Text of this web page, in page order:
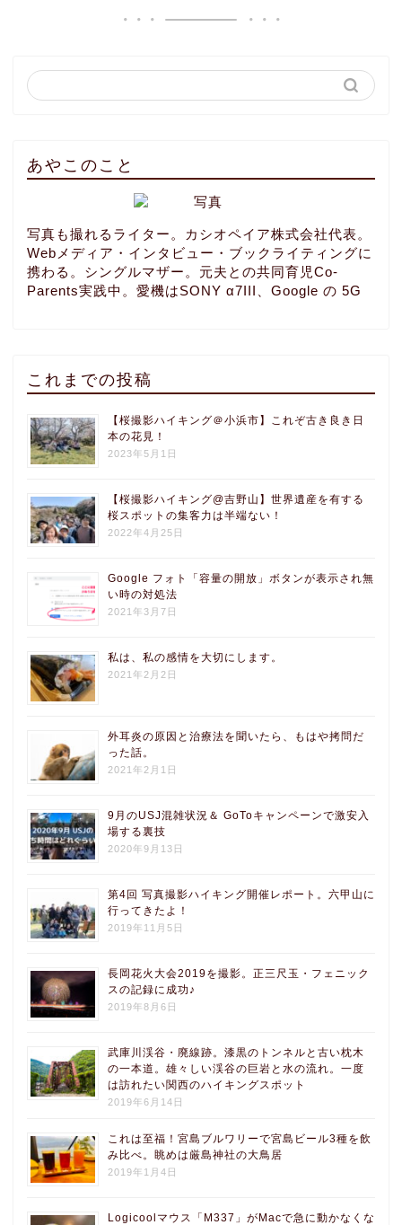
あやこのこと
写真も撮れるライター。カシオペイア株式会社代表。
Webメディア・インタビュー・ブックライティングに
携わる。シングルマザー。元夫との共同育児Co-
Parents実践中。愛機はSONY α7III、Google の 5G
これまでの投稿
【桜撮影ハイキング＠小浜市】これぞ古き良き日
本の花見！
2023年5月1日
【桜撮影ハイキング@吉野山】世界遺産を有する
桜スポットの集客力は半端ない！
2022年4月25日
Google フォト「容量の開放」ボタンが表示され無
い時の対処法
2021年3月7日
私は、私の感情を大切にします。
2021年2月2日
外耳炎の原因と治療法を聞いたら、もはや拷問だ
った話。
2021年2月1日
9月のUSJ混雑状況＆ GoToキャンペーンで激安入
場する裏技
2020年9月13日
第4回 写真撮影ハイキング開催レポート。六甲山に
行ってきたよ！
2019年11月5日
長岡花火大会2019を撮影。正三尺玉・フェニック
スの記録に成功♪
2019年8月6日
武庫川渓谷・廃線跡。漆黒のトンネルと古い枕木
の一本道。雄々しい渓谷の巨岩と水の流れ。一度
は訪れたい関西のハイキングスポット
2019年6月14日
これは至福！宮島ブルワリーで宮島ビール3種を飲
み比べ。眺めは厳島神社の大鳥居
2019年1月4日
Logicoolマウス「M337」がMacで急に動かなくな